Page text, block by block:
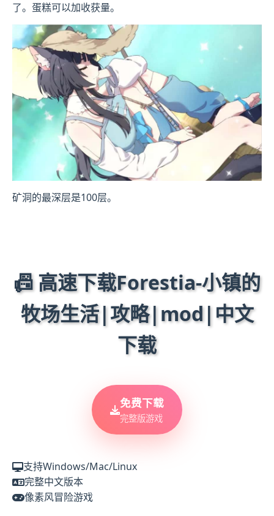
了。蛋糕可以加收获量。
矿洞的最深层是100层。
📠 高速下载Forestia-小镇的
牧场生活|攻略|mod|中文
下载
免费下载
完整版游戏
支持Windows/Mac/Linux
完整中文版本
像素风冒险游戏